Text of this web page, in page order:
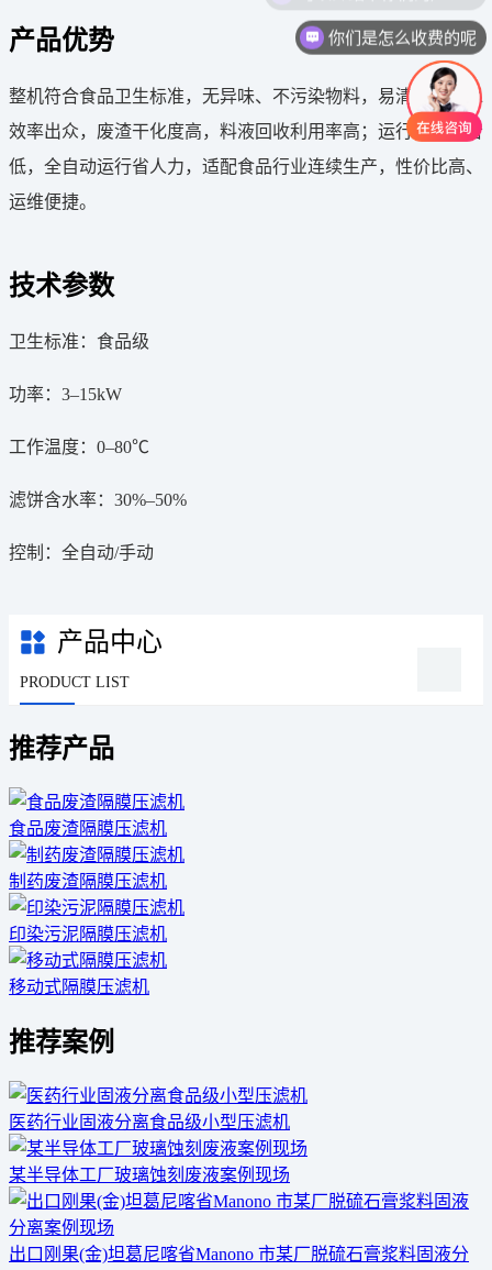
产品优势
整机符合食品卫生标准，无异味、不污染物料，易清洁；脱水
效率出众，废渣干化度高，料液回收利用率高；运行平稳噪音
低，全自动运行省人力，适配食品行业连续生产，性价比高、
运维便捷。
技术参数
卫生标准：食品级
功率：3–15kW
工作温度：0–80℃
滤饼含水率：30%–50%
控制：全自动/手动
产品中心
PRODUCT LIST
推荐产品
食品废渣隔膜压滤机
制药废渣隔膜压滤机
印染污泥隔膜压滤机
移动式隔膜压滤机
推荐案例
医药行业固液分离食品级小型压滤机
某半导体工厂玻璃蚀刻废液案例现场
出口刚果(金)坦葛尼喀省Manono 市某厂脱硫石膏浆料固液分
你们是怎么收费的呢